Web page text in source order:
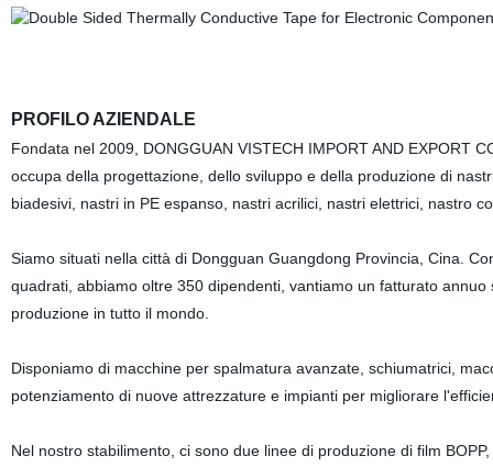
PROFILO AZIENDALE
Fondata nel 2009, DONGGUAN VISTECH IMPORT AND EXPORT
occupa della progettazione, dello sviluppo e della produzione di
biadesivi, nastri in PE espanso, nastri acrilici, nastri elettrici, nastro
Siamo situati nella città di Dongguan Guangdong Provincia, Cina.
quadrati, abbiamo oltre 350 dipendenti, vantiamo un fatturato
produzione in tutto il mondo.
Disponiamo di macchine per spalmatura avanzate, schiumatrici,
potenziamento di nuove attrezzature e impianti per migliorare
Nel nostro stabilimento, ci sono due linee di produzione di film